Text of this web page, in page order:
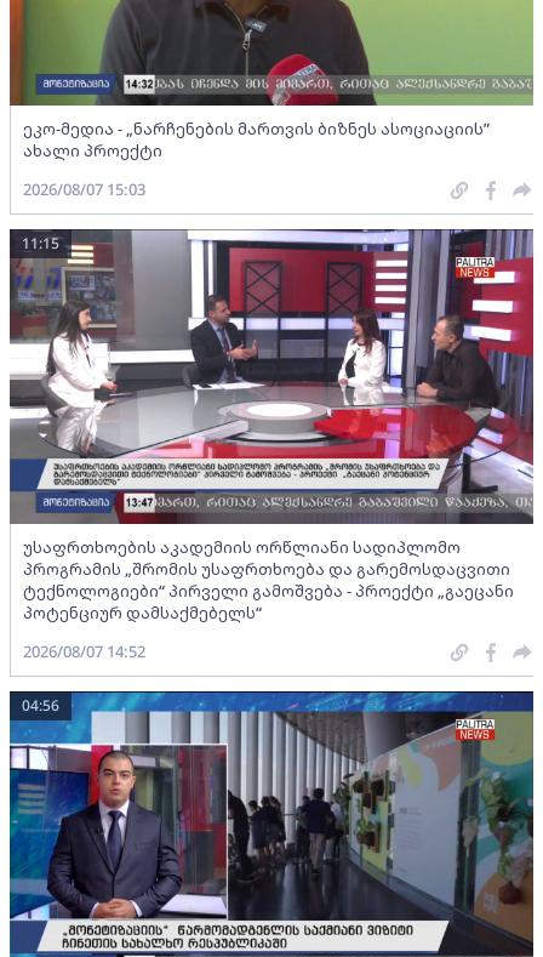
ეკო-მედია - „ნარჩენების მართვის ბიზნეს ასოციაციის”
ახალი პროექტი
2026/08/07 15:03
უსაფრთხოების აკადემიის ორწლიანი სადიპლომო
პროგრამის „შრომის უსაფრთხოება და გარემოსდაცვითი
ტექნოლოგიები“ პირველი გამოშვება - პროექტი „გაეცანი
პოტენციურ დამსაქმებელს“
11:15
2026/08/07 14:52
04:56